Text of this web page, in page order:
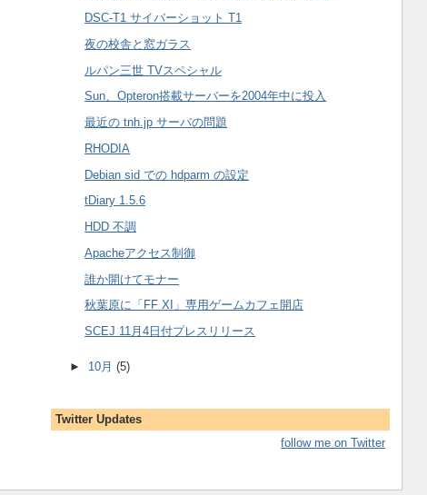
DSC-T1 サイバーショット T1
夜の校舎と窓ガラス
ルパン三世 TVスペシャル
Sun、Opteron搭載サーバーを2004年中に投入
最近の tnh.jp サーバの問題
RHODIA
Debian sid での hdparm の設定
tDiary 1.5.6
HDD 不調
Apacheアクセス制御
誰か開けてモナー
秋葉原に「FF XI」専用ゲームカフェ開店
SCEJ 11月4日付プレスリリース
► 10月(5)
Twitter Updates
follow me on Twitter